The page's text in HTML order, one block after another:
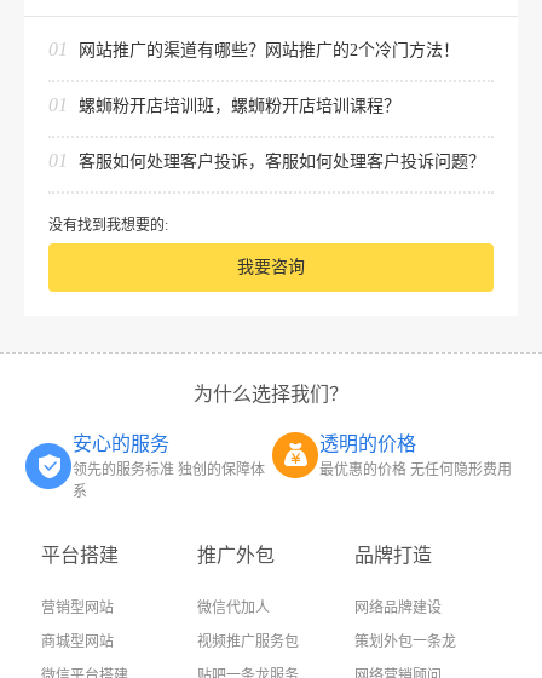
01 网站推广的渠道有哪些？网站推广的2个冷门方法！
01 螺蛳粉开店培训班，螺蛳粉开店培训课程？
01 客服如何处理客户投诉，客服如何处理客户投诉问题？
没有找到我想要的:
我要咨询
为什么选择我们？
安心的服务
领先的服务标准 独创的保障体
系
透明的价格
最优惠的价格 无任何隐形费用
平台搭建
营销型网站
商城型网站
推广外包
微信代加人
视频推广服务包
品牌打造
网络品牌建设
策划外包一条龙